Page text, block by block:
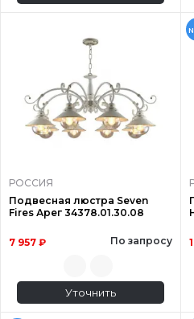
РОССИЯ
Подвесная люстра Seven
Fires Арег 34378.01.30.08
7 957 ₽ По запросу
Уточнить